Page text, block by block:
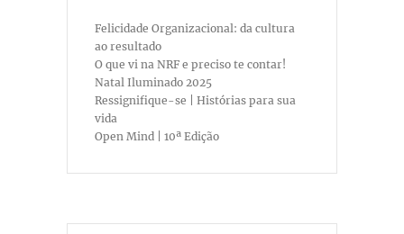
Felicidade Organizacional: da cultura
ao resultado
O que vi na NRF e preciso te contar!
Natal Iluminado 2025
Ressignifique-se | Histórias para sua
vida
Open Mind | 10ª Edição